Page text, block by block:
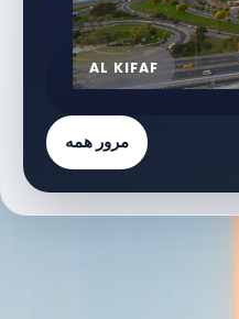
AL KIFAF
مرور همه